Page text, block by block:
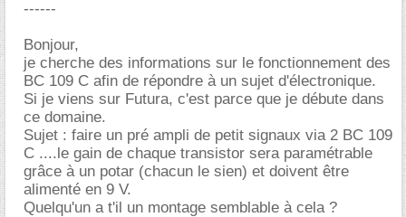
------
Bonjour,
je cherche des informations sur le fonctionnement des
BC 109 C afin de répondre à un sujet d'électronique.
Si je viens sur Futura, c'est parce que je débute dans
ce domaine.
Sujet : faire un pré ampli de petit signaux via 2 BC 109
C ....le gain de chaque transistor sera paramétrable
grâce à un potar (chacun le sien) et doivent être
alimenté en 9 V.
Quelqu'un a t'il un montage semblable à cela ?